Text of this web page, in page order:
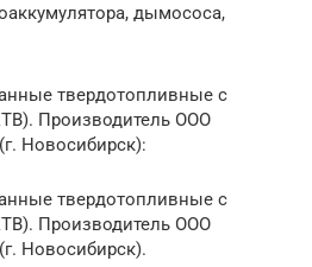
дымососа,
твердотопливные с
Производитель ООО
Новосибирск):
твердотопливные с
Производитель ООО
Новосибирск).